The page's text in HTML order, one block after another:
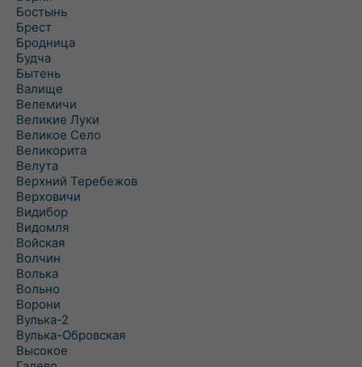
Бостынь
Брест
Бродница
Будча
Бытень
Валище
Велемичи
Великие Луки
Великое Село
Великорита
Велута
Верхний Теребежов
Верховичи
Видибор
Видомля
Войская
Волчин
Волька
Вольно
Ворони
Вулька-2
Вулька-Обровская
Высокое